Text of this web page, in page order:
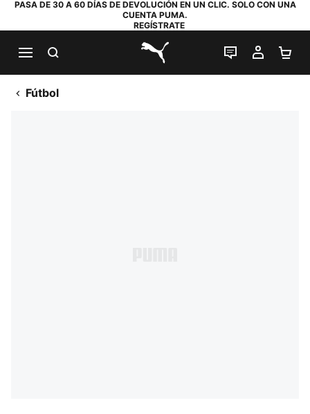
PASA DE 30 A 60 DÍAS DE DEVOLUCIÓN EN UN CLIC. SOLO CON UNA
CUENTA PUMA.
REGÍSTRATE
PUMA.com
CHAT EN
MI
Fútbol